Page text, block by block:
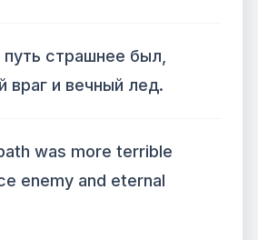
страшнее был,
враг и вечный лед.
was more terrible
enemy and eternal